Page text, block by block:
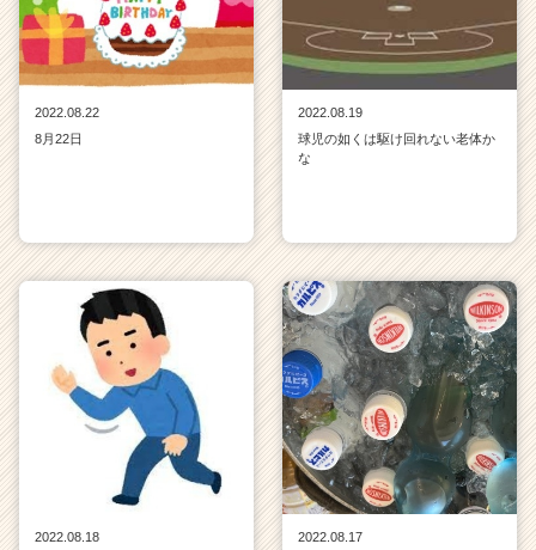
2022.08.22
8月22日
2022.08.19
球児の如くは駆け回れない老体か
な
2022.08.18
2022.08.17